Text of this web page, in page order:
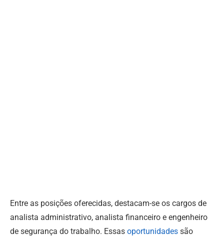
Entre as posições oferecidas, destacam-se os cargos de
analista administrativo, analista financeiro e engenheiro
de segurança do trabalho. Essas oportunidades são